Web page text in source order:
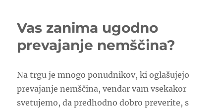
Vas zanima ugodno
prevajanje nemščina?
Na trgu je mnogo ponudnikov, ki oglašujejo
prevajanje nemščina, vendar vam vsekakor
svetujemo, da predhodno dobro preverite, s